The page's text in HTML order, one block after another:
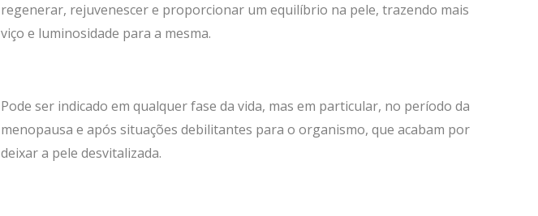
regenerar, rejuvenescer e proporcionar um equilíbrio na pele, trazendo mais
viço e luminosidade para a mesma.
Pode ser indicado em qualquer fase da vida, mas em particular, no período da
menopausa e após situações debilitantes para o organismo, que acabam por
deixar a pele desvitalizada.